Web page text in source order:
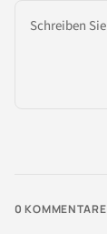
0 KOMMENTARE